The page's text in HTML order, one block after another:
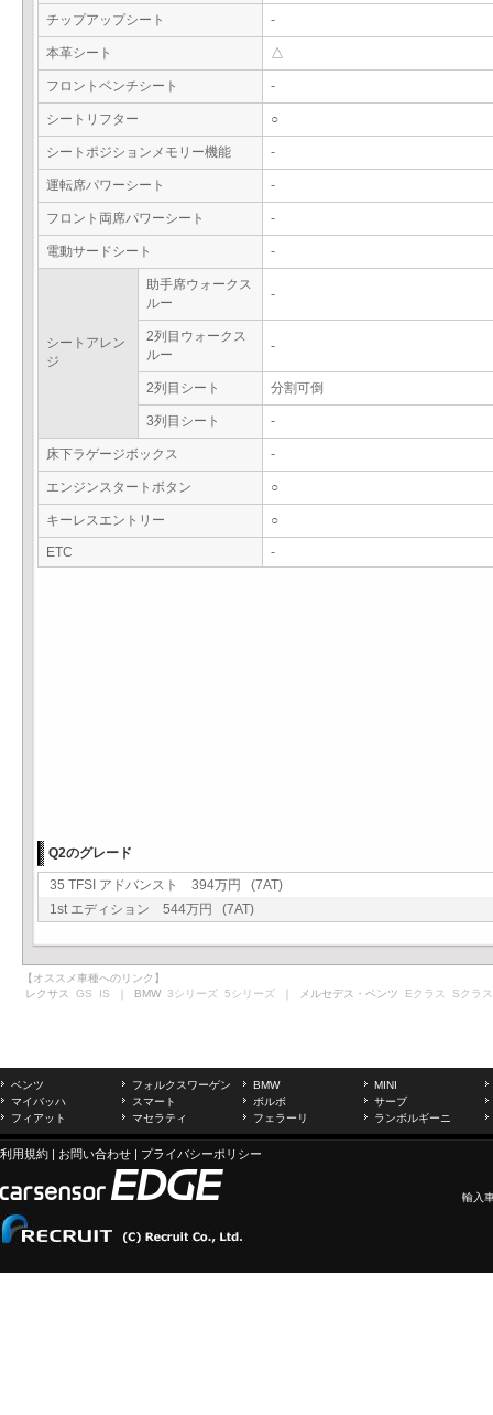
チップアップシート -
本革シート △
フロントベンチシート -
シートリフター ○
シートポジションメモリー機能 -
運転席パワーシート -
フロント両席パワーシート -
電動サードシート -
シートアレン
ジ
助手席ウォークス
ルー
-
2列目ウォークス
ルー
-
2列目シート 分割可倒
3列目シート -
床下ラゲージボックス -
エンジンスタートボタン ○
キーレスエントリー ○
ETC -
Q2のグレード
35 TFSI アドバンスト 394万円 (7AT)
1st エディション 544万円 (7AT)
【オススメ車種へのリンク】
レクサス GS IS ｜ BMW 3シリーズ 5シリーズ ｜ メルセデス・ベンツ Eクラス Sクラス
ベンツ フォルクスワーゲン BMW
MINI
マイバッハ
スマート ボルボ
サーブ
フィアット
マセラティ フェラーリ ランボルギーニ
利用規約 | お問い合わせ | プライバシーポリシー
輸入